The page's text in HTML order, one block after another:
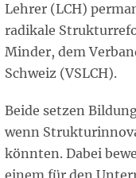
Lehrer (LCH)
radikale
Minder, dem
Schweiz (VSLCH).
Beide setzen
wenn
könnten. Dabei